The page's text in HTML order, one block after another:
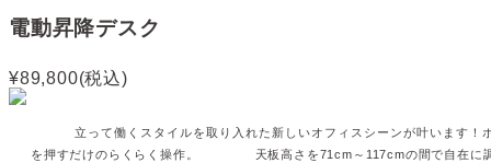
電動昇降デスク
¥89,800(税込)
立って働くスタイルを取り入れた新しいオフィスシーンが叶います！
を押すだけのらくらく操作。
天板高さを71cm～117cmの間で自在に